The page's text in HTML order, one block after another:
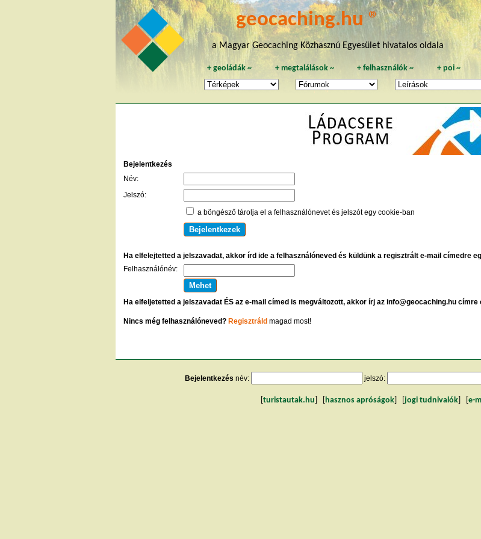
geocaching.hu ®
a Magyar Geocaching Közhasznú Egyesület hivatalos oldala
+geoládák ~ + megtalálások~ +felhasználók ~ + poi~
Bejelentkezés
Név:
Jelszó:
a böngésző tárolja el a felhasználónevet és jelszót egy cookie-ban
Ha elfelejtetted a jelszavadat, akkor írd ide a felhasználóneved és küldünk a regisztrált e-mail címedre
Felhasználónév:
Ha elfeljetetted a jelszavadat ÉS az e-mail címed is megváltozott, akkor írj az info@geocaching.hu
Nincs még felhasználóneved? Regisztráld magad most!
Bejelentkezés név: jelszó:
turistautak.hu hasznos apróságok jogi tudnivalók e-